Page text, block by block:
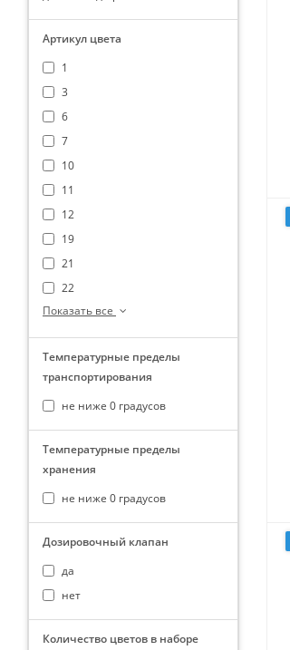
Артикул цвета
1
3
6
7
10
11
12
19
21
22
Показать все
Температурные пределы
транспортирования
не ниже 0 градусов
Температурные пределы
хранения
не ниже 0 градусов
Дозировочный клапан
да
нет
Количество цветов в наборе